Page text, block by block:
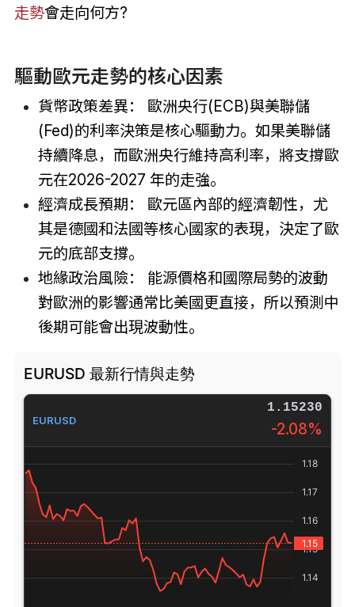
走勢會走向何方?
驅動歐元走勢的核心因素
貨幣政策差異： 歐洲央行(ECB)與美聯儲
(Fed)的利率決策是核心驅動力。如果美聯儲
持續降息，而歐洲央行維持高利率，將支撐歐
元在2026-2027 年的走強。
經濟成長預期： 歐元區內部的經濟韌性，尤
其是德國和法國等核心國家的表現，決定了歐
元的底部支撐。
地緣政治風險： 能源價格和國際局勢的波動
對歐洲的影響通常比美國更直接，所以預測中
後期可能會出現波動性。
EURUSD 最新行情與走勢
EURUSD
1.15231
-2.07%